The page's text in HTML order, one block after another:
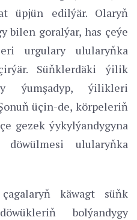
üpjün edilýär. Olaryň
bilen goralýar, has çeýe
urgulary ulularyňka
Süňklerdäki ýilik
ýumşadyp, ýilikleri
üçin-de, körpeleriň
gezek ýykylýandygyna
döwülmesi ulularyňka
käwagt süňk
bolýandygy